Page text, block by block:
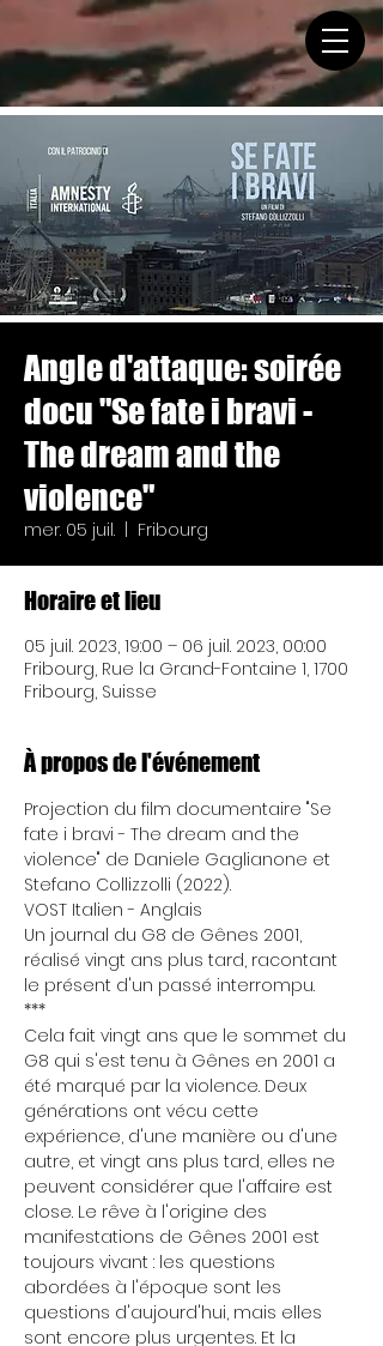
Angle d'attaque: soirée
docu "Se fate i bravi -
The dream and the
violence"
mer. 05 juil. Fribourg
Horaire et lieu
05 juil. 2023, 19:00 – 06 juil. 2023, 00:00
Fribourg, Rue la Grand-Fontaine 1, 1700
Fribourg, Suisse
À propos de l'événement
Projection du film documentaire "Se
fate i bravi - The dream and the
violence" de Daniele Gaglianone et
Stefano Collizzolli (2022).
VOST Italien - Anglais
Un journal du G8 de Gênes 2001,
réalisé vingt ans plus tard, racontant
le présent d'un passé interrompu.
***
Cela fait vingt ans que le sommet du
G8 qui s'est tenu à Gênes en 2001 a
été marqué par la violence. Deux
générations ont vécu cette
expérience, d'une manière ou d'une
autre, et vingt ans plus tard, elles ne
peuvent considérer que l'affaire est
close. Le rêve à l'origine des
manifestations de Gênes 2001 est
toujours vivant : les questions
abordées à l'époque sont les
questions d'aujourd'hui, mais elles
sont encore plus urgentes. Et la